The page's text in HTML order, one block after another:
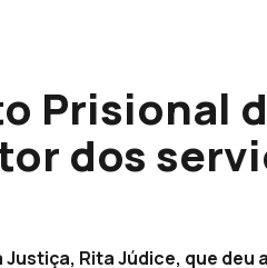
Prisional
dos
Rita Júdice, que deu a